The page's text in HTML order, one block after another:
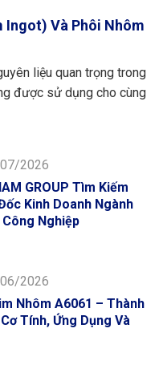
Ingot) Và Phôi Nhôm
liệu quan trọng trong
được sử dụng cho cùng
2026
GROUP Tìm Kiếm
Kinh Doanh Ngành
Công Nghiệp
2026
Nhôm A6061 – Thành
Tính, Ứng Dụng Và